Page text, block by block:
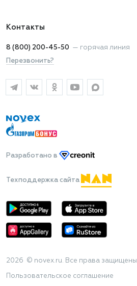
Контакты
8 (800) 200-45-50 — горячая линия
Перезвонить?
Разработано в
Техподдержка сайта
2026 © novex.ru. Все права защищены
Пользовательское соглашение